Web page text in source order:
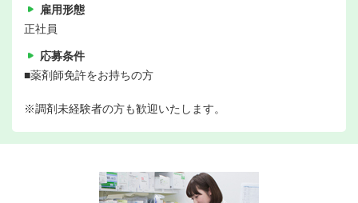
雇用形態
正社員
応募条件
■薬剤師免許をお持ちの方
※調剤未経験者の方も歓迎いたします。